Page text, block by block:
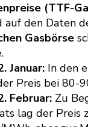
(TTF-
auf den Daten
Gasbörse
Januar: In den
Preis bei 80-
Februar: Zu
lag der Preis